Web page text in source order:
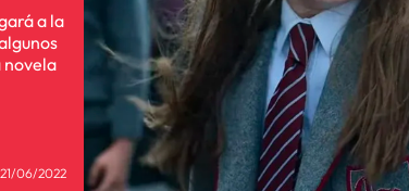
a la
novela
21/06/2022